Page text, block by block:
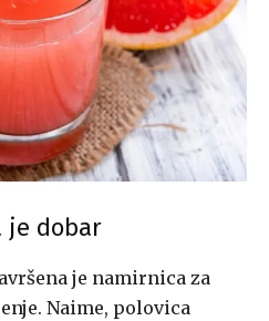
je dobar
je namirnica za
Naime, polovica